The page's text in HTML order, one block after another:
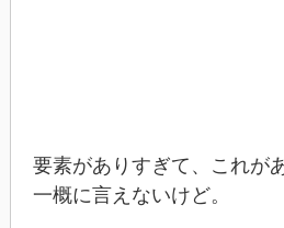
要素がありすぎて、これが
一概に言えないけど。